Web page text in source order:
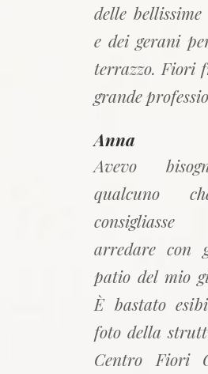
delle
e dei gerani
terrazzo. Fiori
grande
Anna
Avevo
qualcuno
arredare con
patio del mio
È bastato
foto della
Centro Fiori